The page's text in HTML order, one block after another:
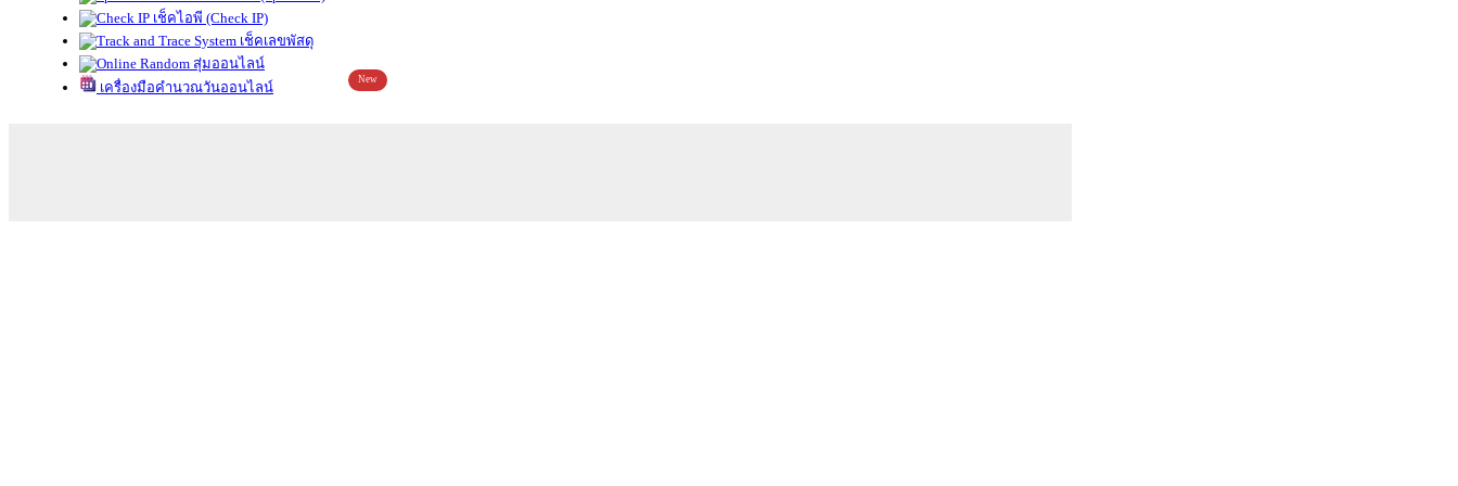
เช็คไอพี (Check IP)
เช็คเลขพัสดุ
สุ่มออนไลน์
เครื่องมือคำนวณวันออนไลน์
New